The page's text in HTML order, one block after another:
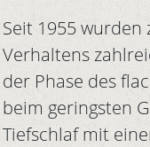
Seit 1955 wurden
Verhaltens
der Phase des
beim geringsten
Tiefschlaf mit